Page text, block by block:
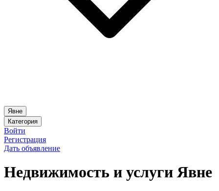
Явне
Категория
Войти
Регистрация
Дать объявление
Недвижимость и услуги Явне